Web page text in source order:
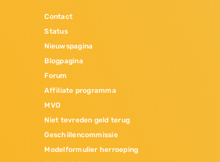
Contact
Status
Nieuwspagina
Blogpagina
Forum
Affiliate programma
MVO
Niet tevreden geld terug
Geschillencommissie
Modelformulier herroeping